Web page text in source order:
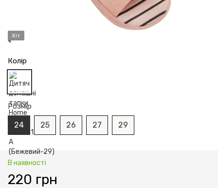
Хіт
Колір
Розмір
24 25 26 27 29
В наявності
220 грн